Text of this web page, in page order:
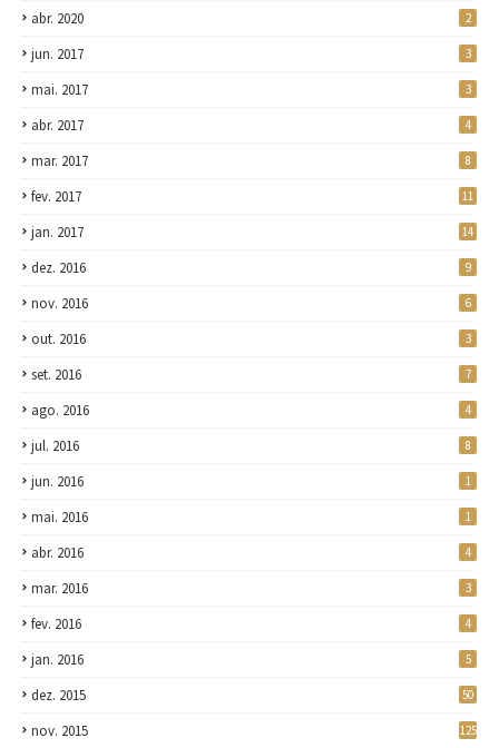
abr. 2020 2
jun. 2017 3
mai. 2017 3
abr. 2017 4
mar. 2017 8
fev. 2017 11
jan. 2017 14
dez. 2016 9
nov. 2016 6
out. 2016 3
set. 2016 7
ago. 2016 4
jul. 2016 8
jun. 2016 1
mai. 2016 1
abr. 2016 4
mar. 2016 3
fev. 2016 4
jan. 2016 5
dez. 2015 50
nov. 2015 125